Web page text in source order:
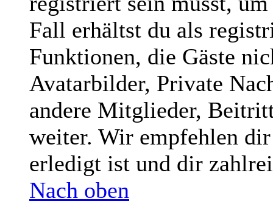
Fall erhältst du als
Funktionen, die Gäste
Avatarbilder, Private
andere Mitglieder,
weiter. Wir empfehlen
erledigt ist und dir
Nach oben